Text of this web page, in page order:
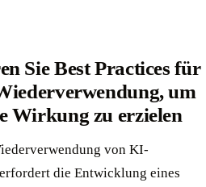
Sie Best Practices für
um
Wirkung zu erzielen
von KI-
die Entwicklung eines